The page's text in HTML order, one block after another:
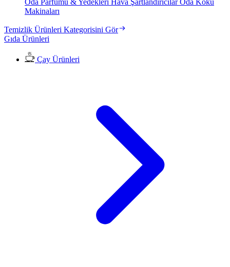
Oda Parfümü & Yedekleri Hava ŞartlandırıcılarOda Koku
Makinaları
Temizlik Ürünleri Kategorisini Gör
Gıda Ürünleri
Çay Ürünleri